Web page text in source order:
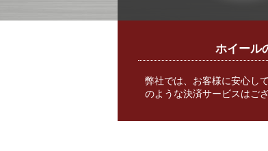
ホイール
弊社では、お客様に安心し
のような決済サービスはご